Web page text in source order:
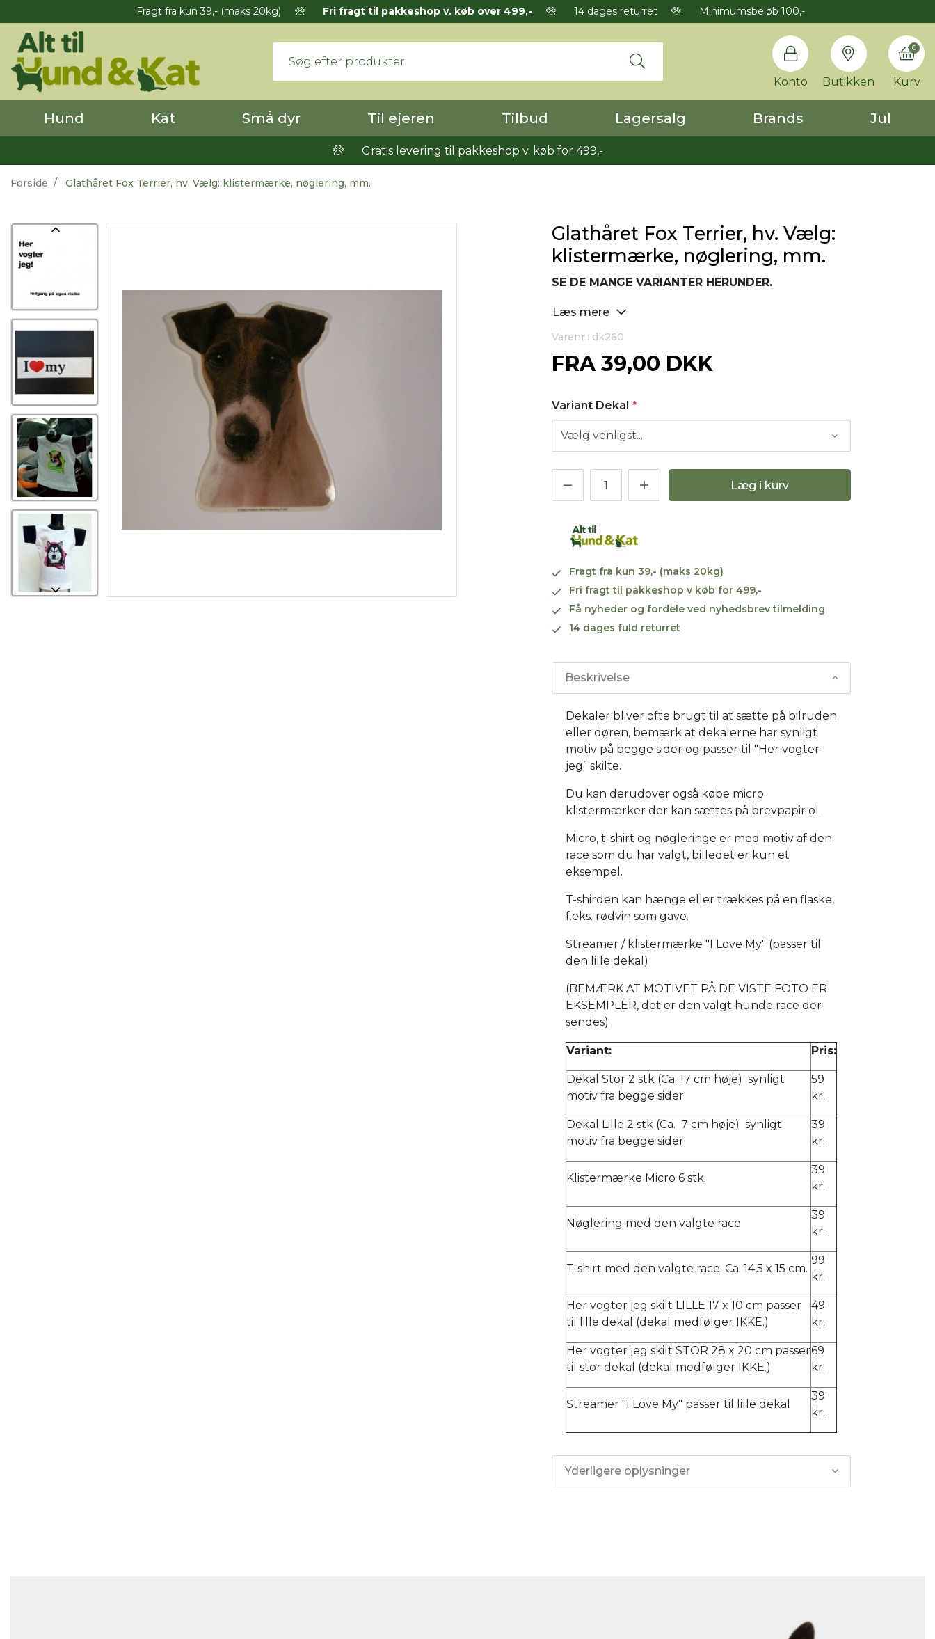
Fragt fra kun 39,- (maks 20kg) Fri fragt til pakkeshop v. køb over 499,- 14 dages returret Minimumsbeløb 100,-
Konto Butikken Kurv
0
Hund Kat Små dyr Til ejeren Tilbud Lagersalg Brands Jul
Gratis levering til pakkeshop v. køb for 499,-
Forside Glathåret Fox Terrier, hv. Vælg: klistermærke, nøglering, mm.
Glathåret Fox Terrier, hv. Vælg:
klistermærke, nøglering, mm.
SE DE MANGE VARIANTER HERUNDER.
Læs mere
Varenr.: dk260
FRA 39,00 DKK
Variant Dekal *
Læg i kurv
Fragt fra kun 39,- (maks 20kg)
Fri fragt til pakkeshop v køb for 499,-
Få nyheder og fordele ved nyhedsbrev tilmelding
14 dages fuld returret
Beskrivelse
Dekaler bliver ofte brugt til at sætte på bilruden
eller døren, bemærk at dekalerne har synligt
motiv på begge sider og passer til "Her vogter
jeg” skilte.
Du kan derudover også købe micro
klistermærker der kan sættes på brevpapir ol.
Micro, t-shirt og nøgleringe er med motiv af den
race som du har valgt, billedet er kun et
eksempel.
T-shirden kan hænge eller trækkes på en flaske,
f.eks. rødvin som gave.
Streamer / klistermærke "I Love My" (passer til
den lille dekal)
(BEMÆRK AT MOTIVET PÅ DE VISTE FOTO ER
EKSEMPLER, det er den valgt hunde race der
sendes)
Variant: Pris:
Dekal Stor 2 stk (Ca. 17 cm høje) synligt
motiv fra begge sider
59
kr.
Dekal Lille 2 stk (Ca. 7 cm høje) synligt
motiv fra begge sider
39
kr.
Klistermærke Micro 6 stk.
39
kr.
Nøglering med den valgte race
39
kr.
T-shirt med den valgte race. Ca. 14,5 x 15 cm.
99
kr.
Her vogter jeg skilt LILLE 17 x 10 cm passer
til lille dekal (dekal medfølger IKKE.)
49
kr.
Her vogter jeg skilt STOR 28 x 20 cm passer
til stor dekal (dekal medfølger IKKE.)
69
kr.
Streamer "I Love My" passer til lille dekal
39
kr.
Yderligere oplysninger